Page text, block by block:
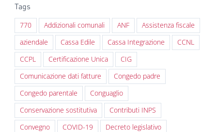
Tags
770 Addizionali comunali ANF
Assistenza fiscale
aziendale
Cassa Edile Cassa Integrazione
CCNL
CCPL
Certificazione Unica
CIG
Comunicazione dati fatture
Congedo padre
Congedo parentale
Conguaglio
Conservazione sostitutiva
Contributi INPS
Convegno
COVID-19
Decreto legislativo